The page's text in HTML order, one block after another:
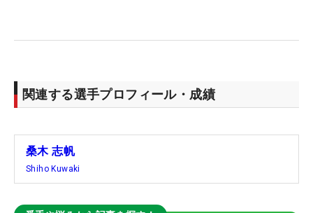
関連する選手プロフィール・成績
桑木 志帆
Shiho Kuwaki